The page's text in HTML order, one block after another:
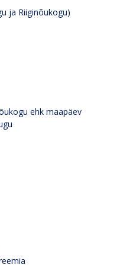
ja Riiginõukogu)
ehk maapäev